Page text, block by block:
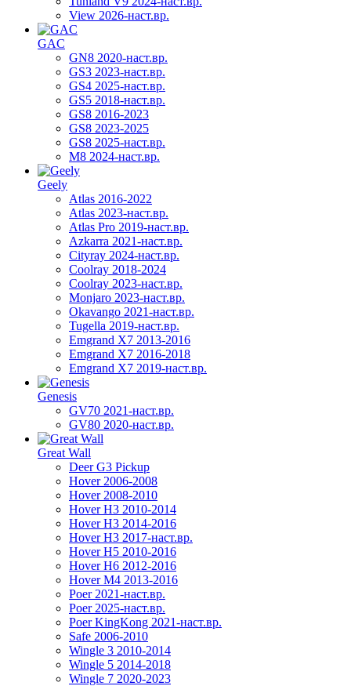
View 2026-наст.вр.
GAC
GN8 2020-наст.вр.
GS3 2023-наст.вр.
GS4 2025-наст.вр.
GS5 2018-наст.вр.
GS8 2016-2023
GS8 2023-2025
GS8 2025-наст.вр.
M8 2024-наст.вр.
Geely
Atlas 2016-2022
Atlas 2023-наст.вр.
Atlas Pro 2019-наст.вр.
Azkarra 2021-наст.вр.
Cityray 2024-наст.вр.
Coolray 2018-2024
Coolray 2023-наст.вр.
Monjaro 2023-наст.вр.
Okavango 2021-наст.вр.
Tugella 2019-наст.вр.
Emgrand Х7 2013-2016
Emgrand X7 2016-2018
Emgrand X7 2019-наст.вр.
Genesis
GV70 2021-наст.вр.
GV80 2020-наст.вр.
Great Wall
Deer G3 Pickup
Hover 2006-2008
Hover 2008-2010
Hover H3 2010-2014
Hover H3 2014-2016
Hover H3 2017-наст.вр.
Hover H5 2010-2016
Hover H6 2012-2016
Hover M4 2013-2016
Poer 2021-наст.вр.
Poer 2025-наст.вр.
Poer KingKong 2021-наст.вр.
Safe 2006-2010
Wingle 3 2010-2014
Wingle 5 2014-2018
Wingle 7 2020-2023